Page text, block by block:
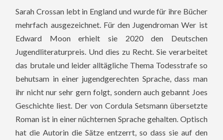
Sarah Crossan lebt in England und wurde für ihre Bücher
mehrfach ausgezeichnet. Für den Jugendroman Wer ist
Edward Moon erhielt sie 2020 den Deutschen
Jugendliteraturpreis. Und dies zu Recht. Sie verarbeitet
das brutale und leider alltägliche Thema Todesstrafe so
behutsam in einer jugendgerechten Sprache, dass man
ihr nicht nur sehr gern folgt, sondern auch gebannt Joes
Geschichte liest. Der von Cordula Setsmann übersetzte
Roman ist in einer nüchternen Sprache gehalten. Optisch
hat die Autorin die Sätze entzerrt, so dass sie auf den